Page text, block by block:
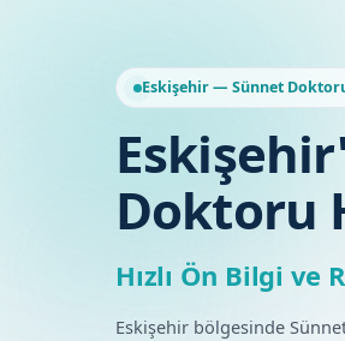
Eskişehir — Sünnet
Doktoru
Hızlı Ön Bilgi ve
Eskişehir bölgesinde